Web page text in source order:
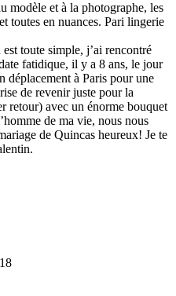
modèle et à la photographe, les
toutes en nuances. Pari lingerie
toute simple, j’ai rencontré
fatidique, il y a 8 ans, le jour
déplacement à Paris pour une
de revenir juste pour la
retour) avec un énorme bouquet
de ma vie, nous nous
de Quincas heureux! Je te